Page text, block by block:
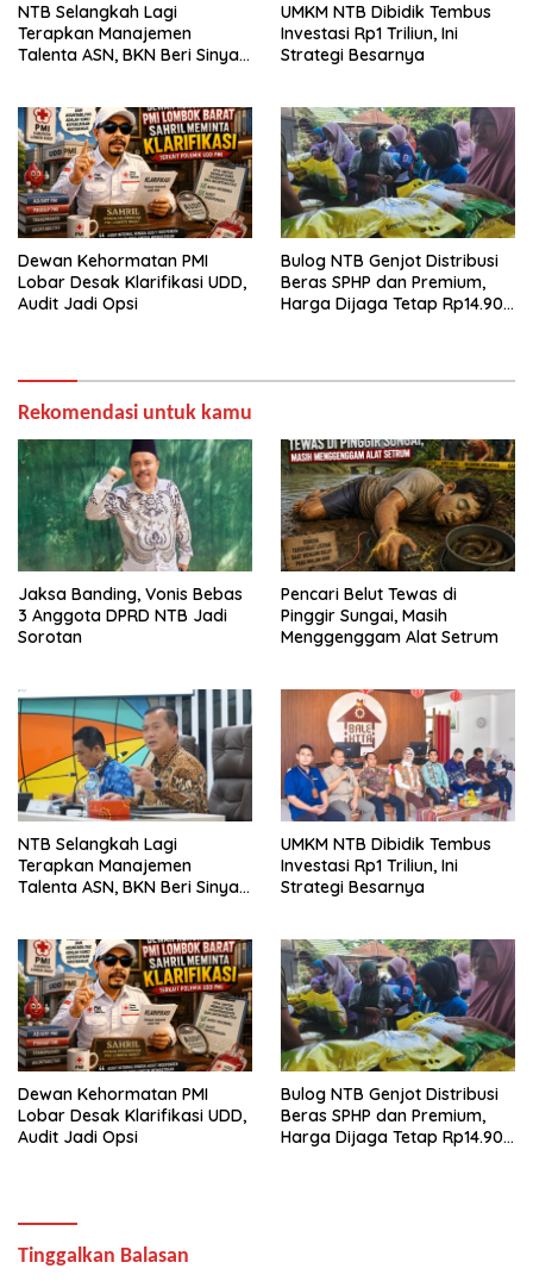
NTB Selangkah Lagi
Terapkan Manajemen
Talenta ASN, BKN Beri Sinyal
UMKM NTB Dibidik Tembus
Investasi Rp1 Triliun, Ini
Strategi Besarnya
Dewan Kehormatan PMI
Lobar Desak Klarifikasi UDD,
Audit Jadi Opsi
Bulog NTB Genjot Distribusi
Beras SPHP dan Premium,
Harga Dijaga Tetap Rp14.900
Rekomendasi untuk kamu
Jaksa Banding, Vonis Bebas
3 Anggota DPRD NTB Jadi
Sorotan
Pencari Belut Tewas di
Pinggir Sungai, Masih
Menggenggam Alat Setrum
NTB Selangkah Lagi
Terapkan Manajemen
Talenta ASN, BKN Beri Sinyal
UMKM NTB Dibidik Tembus
Investasi Rp1 Triliun, Ini
Strategi Besarnya
Dewan Kehormatan PMI
Lobar Desak Klarifikasi UDD,
Audit Jadi Opsi
Bulog NTB Genjot Distribusi
Beras SPHP dan Premium,
Harga Dijaga Tetap Rp14.900
Tinggalkan Balasan